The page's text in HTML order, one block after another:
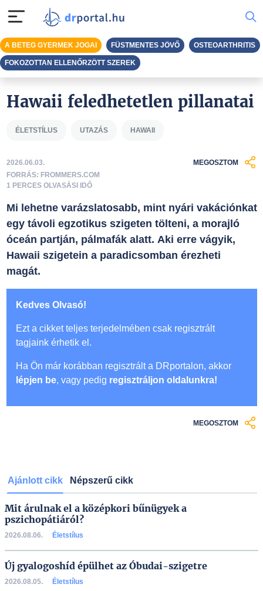
Hawaii feledhetetlen pillanatai
ÉLETSTÍLUS UTAZÁS HAWAII
2026.06.03.
FORRÁS: FROMMERS.COM
1 PERCES OLVASÁSI IDŐ
MEGOSZTOM
Mi lehetne varázslatosabb, mint nyári vakációnkat
egy távoli egzotikus szigeten tölteni, a morajló
óceán partján, pálmafák alatt. Aki erre vágyik,
Hawaii szigetein a paradicsomban érezheti
magát.
Kedves Olvasó!
Ezt a cikket teljes terjedelmében csak regisztrált
tagjaink érhetik el.
Ha Ön már korábban regisztrált a DRportalon, akkor
lépjen be, vagy pedig regisztráljon oldalunkra!
MEGOSZTOM
Ajánlott cikk Népszerű cikk
Mit árulnak el a középkori bűnügyek a
pszichopátiáról?
2026.08.06. Életstílus
Új gyalogoshíd épülhet az Óbudai-szigetre
2026.08.05. Életstílus
A BETEG GYERMEK JOGAI FÜSTMENTES JÖVŐ OSTEOARTHRITIS
FOKOZOTTAN ELLENŐRZÖTT SZEREK